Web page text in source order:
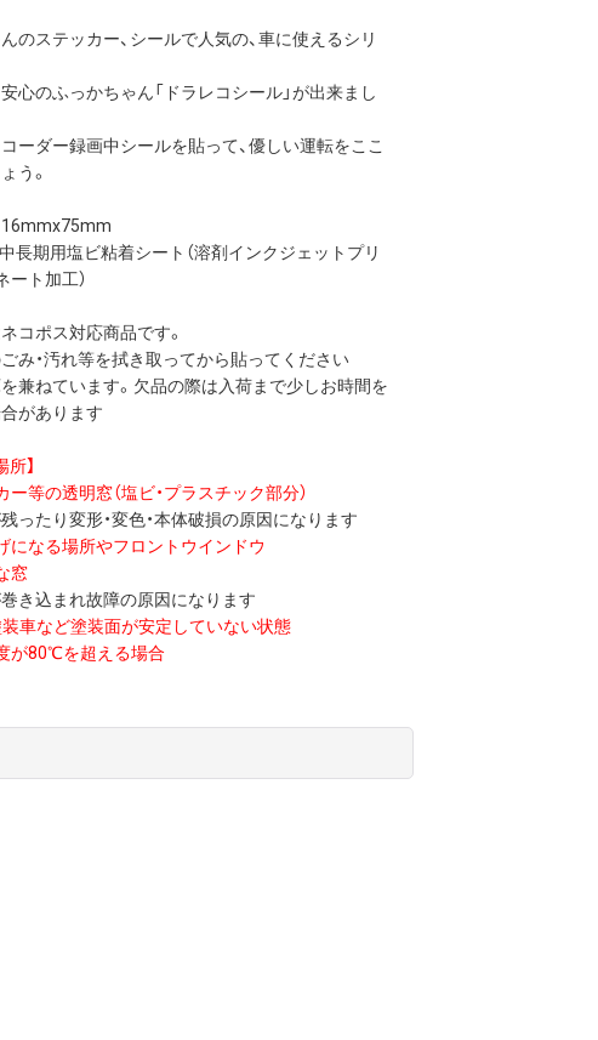
のステッカー、シールで人気の、車に使えるシリ
心のふっかちゃん「ドラレコシール」が出来まし
ーダー録画中シールを貼って、優しい運転をここ
う。
長期用塩ビ粘着シート（溶剤インクジェットプリ
ート加工）
コポス対応商品です。
み・汚れ等を拭き取ってから貼ってください
兼ねています。欠品の際は入荷まで少しお時間を
があります
所】
ー等の透明窓（塩ビ・プラスチック部分）
ったり変形・変色・本体破損の原因になります
になる場所やフロントウインドウ
窓
き込まれ故障の原因になります
装車など塗装面が安定していない状態
が80℃を超える場合